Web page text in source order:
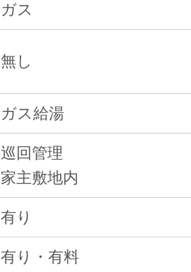
ガス
無し
ガス給湯
巡回管理
家主敷地内
有り
有り・有料